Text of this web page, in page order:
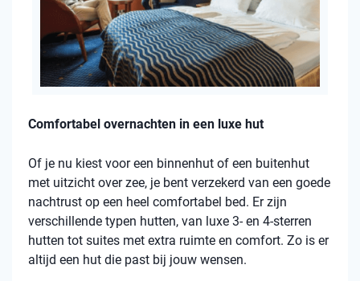
Comfortabel overnachten in een luxe hut
Of je nu kiest voor een binnenhut of een buitenhut
met uitzicht over zee, je bent verzekerd van een goede
nachtrust op een heel comfortabel bed. Er zijn
verschillende typen hutten, van luxe 3- en 4-sterren
hutten tot suites met extra ruimte en comfort. Zo is er
altijd een hut die past bij jouw wensen.